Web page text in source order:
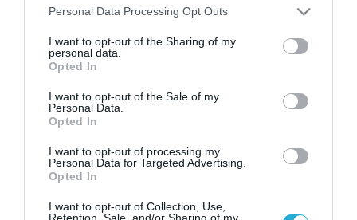
Please note that this website/app uses one or more Google
not limited to your visit or usage behaviour. You may click to
grant or deny consent to Google and its third-party tags to
use your data for below specified purposes in below Google
consent section.
Personal Data Processing Opt Outs
I want to opt-out of the Sharing of my
personal data.
Opted In
I want to opt-out of the Sale of my
Personal Data.
Opted In
I want to opt-out of processing my
Personal Data for Targeted Advertising.
Opted In
I want to opt-out of Collection, Use,